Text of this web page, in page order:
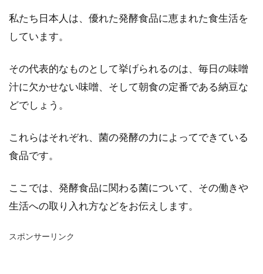
私たち日本人は、優れた発酵食品に恵まれた食生活を
しています。
その代表的なものとして挙げられるのは、毎日の味噌
汁に欠かせない味噌、そして朝食の定番である納豆な
どでしょう。
これらはそれぞれ、菌の発酵の力によってできている
食品です。
ここでは、発酵食品に関わる菌について、その働きや
生活への取り入れ方などをお伝えします。
スポンサーリンク